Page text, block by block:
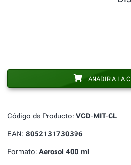
Código de Producto: VCD-MIT-GL
EAN: 8052131730396
Formato: Aerosol 400 ml
AÑADIR A LA